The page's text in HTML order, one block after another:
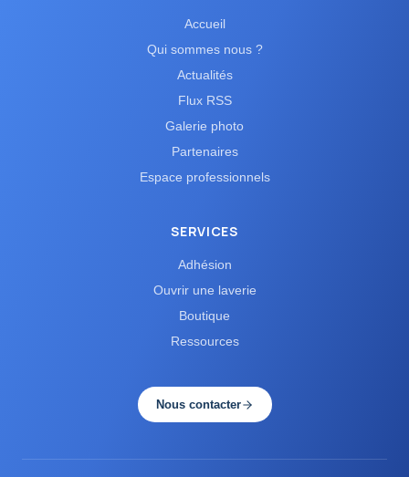
Accueil
Qui sommes nous ?
Actualités
Flux RSS
Galerie photo
Partenaires
Espace professionnels
SERVICES
Adhésion
Ouvrir une laverie
Boutique
Ressources
Nous contacter